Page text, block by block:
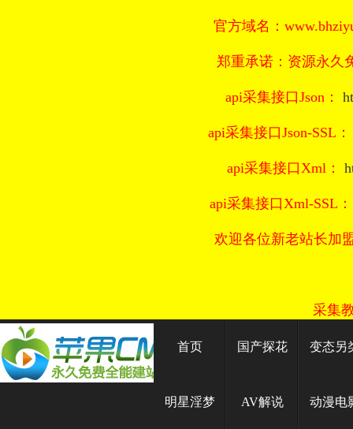
官方域名：
郑重承诺：资源永久
api采集接口Json：
api采集接口Json-SSL
api采集接口Xml：
api采集接口Xml-SSL
欢迎各位新老站长加
采集
首页 国产探花 变态另
明星淫梦 AV解说 动漫电